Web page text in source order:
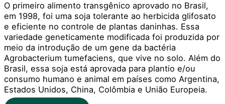
O primeiro alimento transgênico aprovado no Brasil,
em 1998, foi uma soja tolerante ao herbicida glifosato
e eficiente no controle de plantas daninhas. Essa
variedade geneticamente modificada foi produzida por
meio da introdução de um gene da bactéria
Agrobacterium tumefaciens, que vive no solo. Além do
Brasil, essa soja está aprovada para plantio e/ou
consumo humano e animal em países como Argentina,
Estados Unidos, China, Colômbia e União Europeia.